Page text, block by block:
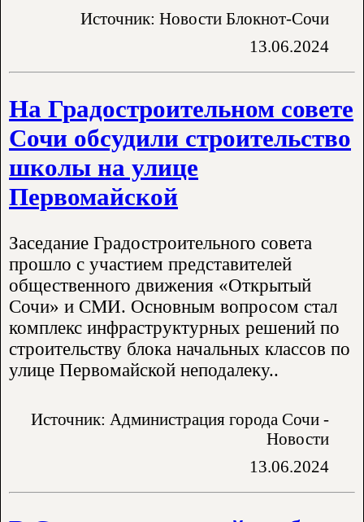
Источник: Новости Блокнот-Сочи
13.06.2024
На Градостроительном совете
Сочи обсудили строительство
школы на улице
Первомайской
Заседание Градостроительного совета
прошло с участием представителей
общественного движения «Открытый
Сочи» и СМИ. Основным вопросом стал
комплекс инфраструктурных решений по
строительству блока начальных классов по
улице Первомайской неподалеку..
Источник: Администрация города Сочи -
Новости
13.06.2024